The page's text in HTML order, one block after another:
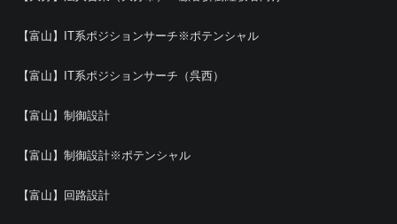
【富山】IT系ポジションサーチ※ポテンシャル
【富山】IT系ポジションサーチ（呉西）
【富山】制御設計
【富山】制御設計※ポテンシャル
【富山】回路設計